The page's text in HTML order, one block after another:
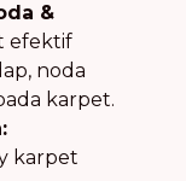
&
efektif
noda
karpet.
karpet